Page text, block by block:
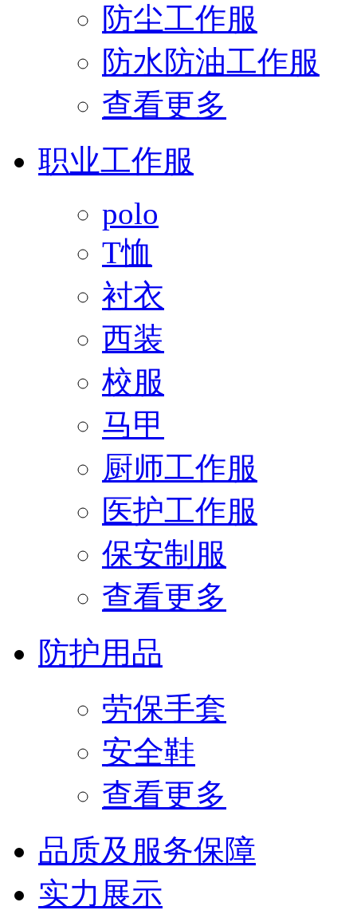
防尘工作服
防水防油工作服
查看更多
职业工作服
polo
T恤
衬衣
西装
校服
马甲
厨师工作服
医护工作服
保安制服
查看更多
防护用品
劳保手套
安全鞋
查看更多
品质及服务保障
实力展示